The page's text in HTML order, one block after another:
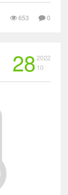
653 0
282022
10